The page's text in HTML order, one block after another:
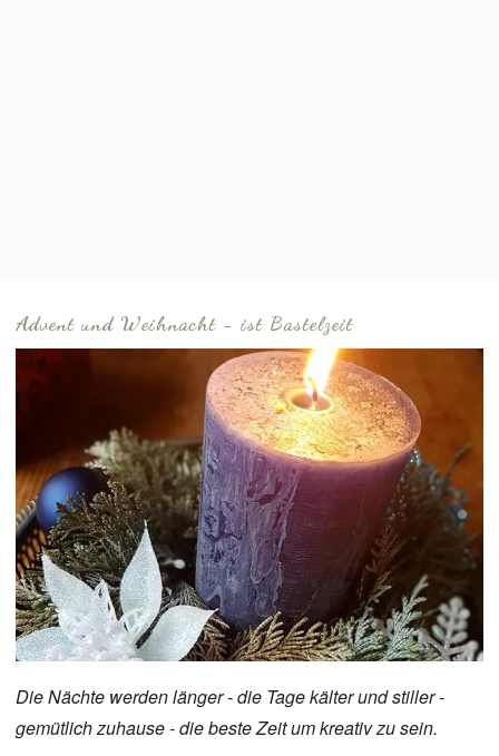
Advent und Weihnacht - ist Bastelzeit
Die Nächte werden länger - die Tage kälter und stiller -
gemütlich zuhause - die beste Zeit um kreativ zu sein.